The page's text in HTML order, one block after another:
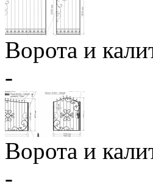
Ворота и
-
Ворота и
-